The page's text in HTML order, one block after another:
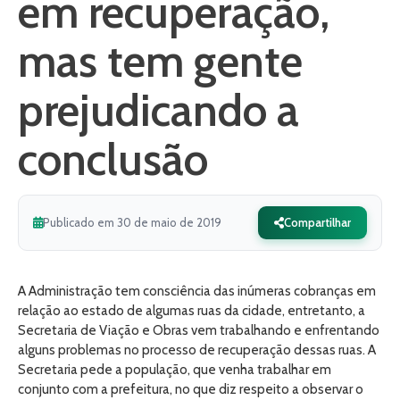
em recuperação,
mas tem gente
prejudicando a
conclusão
Publicado em 30 de maio de 2019 Compartilhar
A Administração tem consciência das inúmeras cobranças em
relação ao estado de algumas ruas da cidade, entretanto, a
Secretaria de Viação e Obras vem trabalhando e enfrentando
alguns problemas no processo de recuperação dessas ruas. A
Secretaria pede a população, que venha trabalhar em
conjunto com a prefeitura, no que diz respeito a observar o